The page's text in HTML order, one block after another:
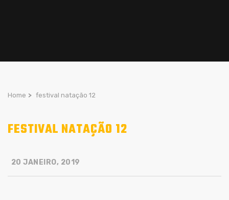
Home > festival natação 12
FESTIVAL NATAÇÃO 12
20 JANEIRO, 2019